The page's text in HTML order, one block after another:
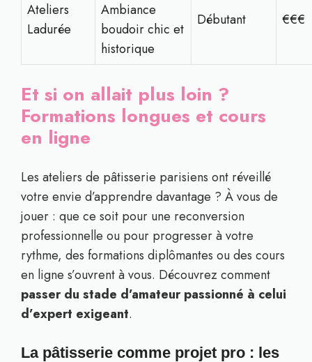
Ateliers
Ladurée
Ambiance
boudoir chic et
historique
Débutant €€€
Et si on allait plus loin ?
Formations longues et cours
en ligne
Les ateliers de pâtisserie parisiens ont réveillé
votre envie d’apprendre davantage ? À vous de
jouer : que ce soit pour une reconversion
professionnelle ou pour progresser à votre
rythme, des formations diplômantes ou des cours
en ligne s’ouvrent à vous. Découvrez comment
passer du stade d’amateur passionné à celui
d’expert exigeant.
La pâtisserie comme projet pro : les